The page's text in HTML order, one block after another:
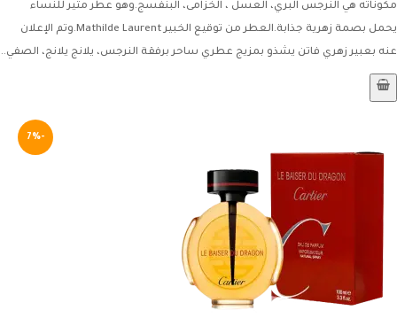
مكوناته هي النرجس البري، العسل ، الخزامى، البنفسج.وهو عطر مثير للنساء
يحمل بصمة زهرية جذابة.العطر من توقيع الخبير Mathilde Laurent.وتم الإعلان
عنه بعبير زهري فاتن يشذو بمزيج عطري ساحر برفقة النرجس، يلانج يلانج، الصفي..
-7%